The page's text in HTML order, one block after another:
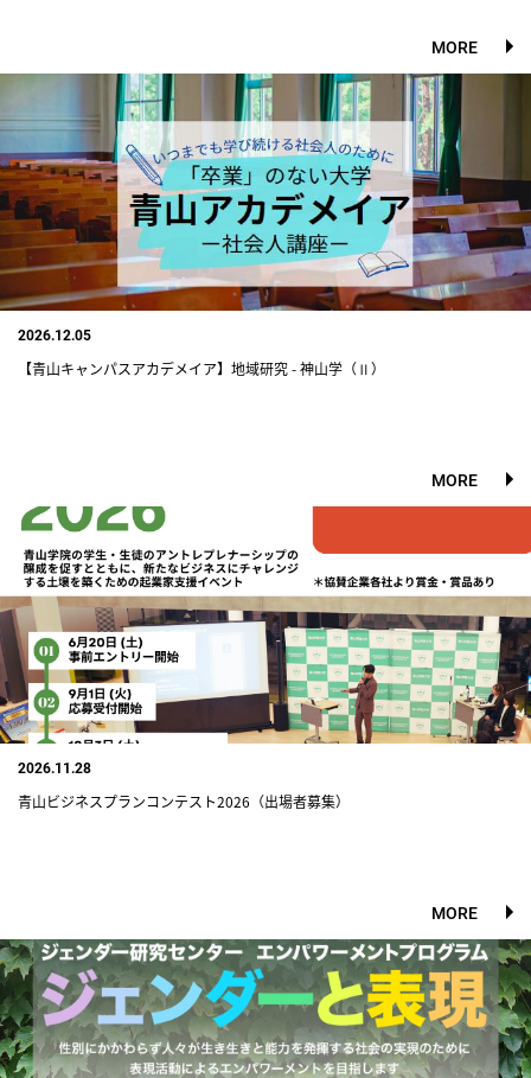
MORE
2026.12.05
【青山キャンパスアカデメイア】地域研究 - 神山学（Ⅱ）
MORE
2026.11.28
青山ビジネスプランコンテスト2026（出場者募集）
MORE